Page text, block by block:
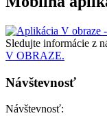
Sledujte informácie z
V OBRAZE.
Návštevnosť
Návštevnosť: